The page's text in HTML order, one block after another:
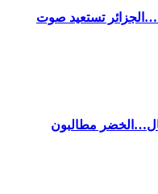
تستعيد صوت
مطالبون